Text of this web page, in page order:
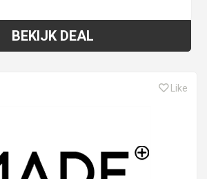
BEKIJK DEAL
Like